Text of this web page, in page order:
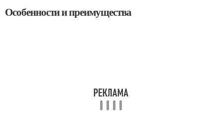
Особенности и преимущества